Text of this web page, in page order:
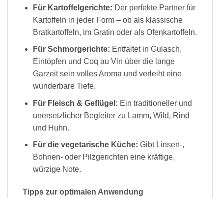
Für Kartoffelgerichte: Der perfekte Partner für
Kartoffeln in jeder Form – ob als klassische
Bratkartoffeln, im Gratin oder als Ofenkartoffeln.
Für Schmorgerichte: Entfaltet in Gulasch,
Eintöpfen und Coq au Vin über die lange
Garzeit sein volles Aroma und verleiht eine
wunderbare Tiefe.
Für Fleisch & Geflügel: Ein traditioneller und
unersetzlicher Begleiter zu Lamm, Wild, Rind
und Huhn.
Für die vegetarische Küche: Gibt Linsen-,
Bohnen- oder Pilzgerichten eine kräftige,
würzige Note.
Tipps zur optimalen Anwendung